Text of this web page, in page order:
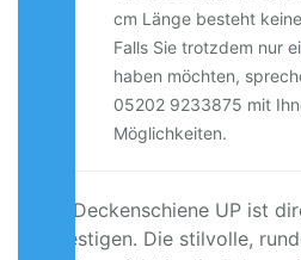
cm Länge besteht
Falls Sie trotzdem nur
haben möchten,
05202 9233875 mit
Möglichkeiten.
Die Deckenschiene UP ist
befestigen. Die stilvolle,